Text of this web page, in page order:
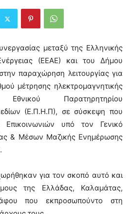
μεταξύ της Ελληνικής
(ΕΕΑΕ) και του Δήμου
παραχώρηση λειτουργίας για
μέτρησης ηλεκτρομαγνητικής
Παρατηρητηρίου
(Ε.Π.Η.Π), σε σύσκεψη που
Επικοινωνιών υπό τον Γενικό
& Μέσων Μαζικής Ενημέρωσης
για τον σκοπό αυτό και
της Ελλάδας, Καλαμάτας,
που εκπροσωπούντο στη